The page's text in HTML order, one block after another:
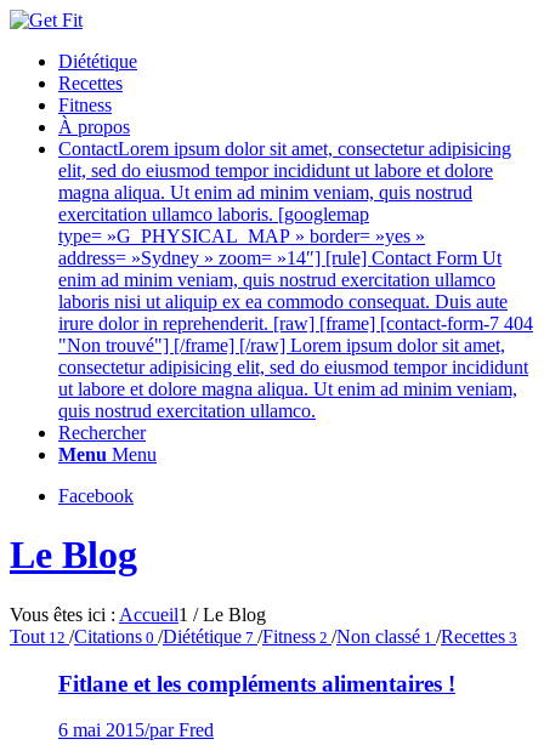
Diététique
Recettes
Fitness
À propos
ContactLorem ipsum dolor sit amet, consectetur adipisicing
elit, sed do eiusmod tempor incididunt ut labore et dolore
magna aliqua. Ut enim ad minim veniam, quis nostrud
exercitation ullamco laboris. [googlemap
type= »G_PHYSICAL_MAP » border= »yes »
address= »Sydney » zoom= »14″] [rule] Contact Form Ut
enim ad minim veniam, quis nostrud exercitation ullamco
laboris nisi ut aliquip ex ea commodo consequat. Duis aute
irure dolor in reprehenderit. [raw] [frame] [contact-form-7 404
"Non trouvé"] [/frame] [/raw] Lorem ipsum dolor sit amet,
consectetur adipisicing elit, sed do eiusmod tempor incididunt
ut labore et dolore magna aliqua. Ut enim ad minim veniam,
quis nostrud exercitation ullamco.
Rechercher
Menu Menu
Facebook
Le Blog
Vous êtes ici : Accueil1 / Le Blog
Tout 12 /Citations 0 /Diététique 7 /Fitness 2 /Non classé 1 /Recettes 3
Fitlane et les compléments alimentaires !
6 mai 2015/par Fred